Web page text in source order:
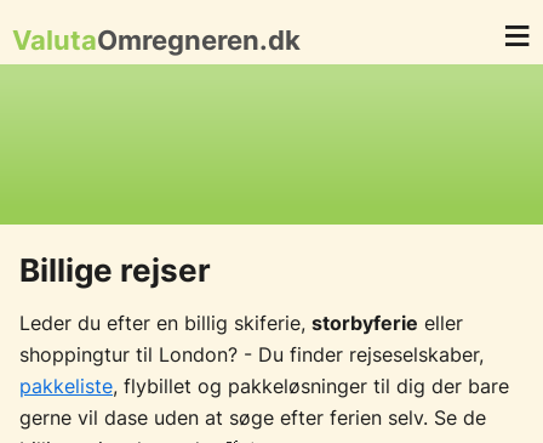
ValutaOmregneren.dk
Billige rejser
Leder du efter en billig skiferie, storbyferie eller
shoppingtur til London? - Du finder rejseselskaber,
pakkeliste, flybillet og pakkeløsninger til dig der bare
gerne vil dase uden at søge efter ferien selv. Se de